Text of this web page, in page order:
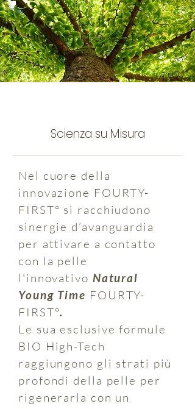
Skin
Longevity
Scienza su Misura
Nel cuore della
innovazione FOURTY-
FIRST° si racchiudono
sinergie d’avanguardia
per attivare a contatto
con la pelle
l'innovativo Natural
Young Time FOURTY-
FIRST°.
Le sua esclusive formule
BIO High-Tech
raggiungono gli strati più
profondi della pelle per
rigenerarla con un